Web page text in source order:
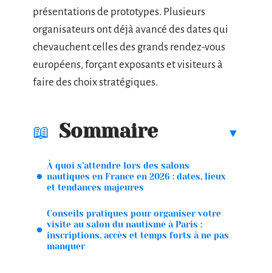
présentations de prototypes. Plusieurs
organisateurs ont déjà avancé des dates qui
chevauchent celles des grands rendez-vous
européens, forçant exposants et visiteurs à
faire des choix stratégiques.
Sommaire
À quoi s’attendre lors des salons
nautiques en France en 2026 : dates, lieux
et tendances majeures
Conseils pratiques pour organiser votre
visite au salon du nautisme à Paris :
inscriptions, accès et temps forts à ne pas
manquer